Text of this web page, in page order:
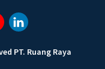
PT. Ruang Raya